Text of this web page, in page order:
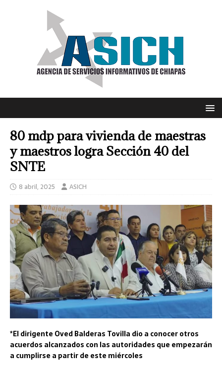
80 mdp para vivienda de maestras
y maestros logra Sección 40 del
SNTE
8 abril, 2025 ASICH
*El dirigente Oved Balderas Tovilla dio a conocer otros
acuerdos alcanzados con las autoridades que empezarán
a cumplirse a partir de este miércoles